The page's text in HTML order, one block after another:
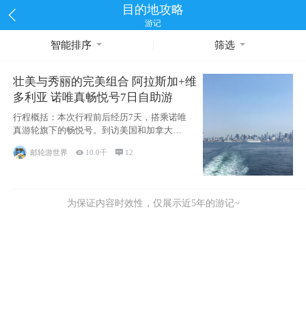
目的地攻略
游记
智能排序 筛选
壮美与秀丽的完美组合 阿拉斯加+维
多利亚 诺唯真畅悦号7日自助游
行程概括：本次行程前后经历7天，搭乘诺唯
真游轮旗下的畅悦号。到访美国和加拿大的4
个州/省：美国华盛顿州
邮轮游世界  10.0千  12
为保证内容时效性，仅展示近5年的游记~